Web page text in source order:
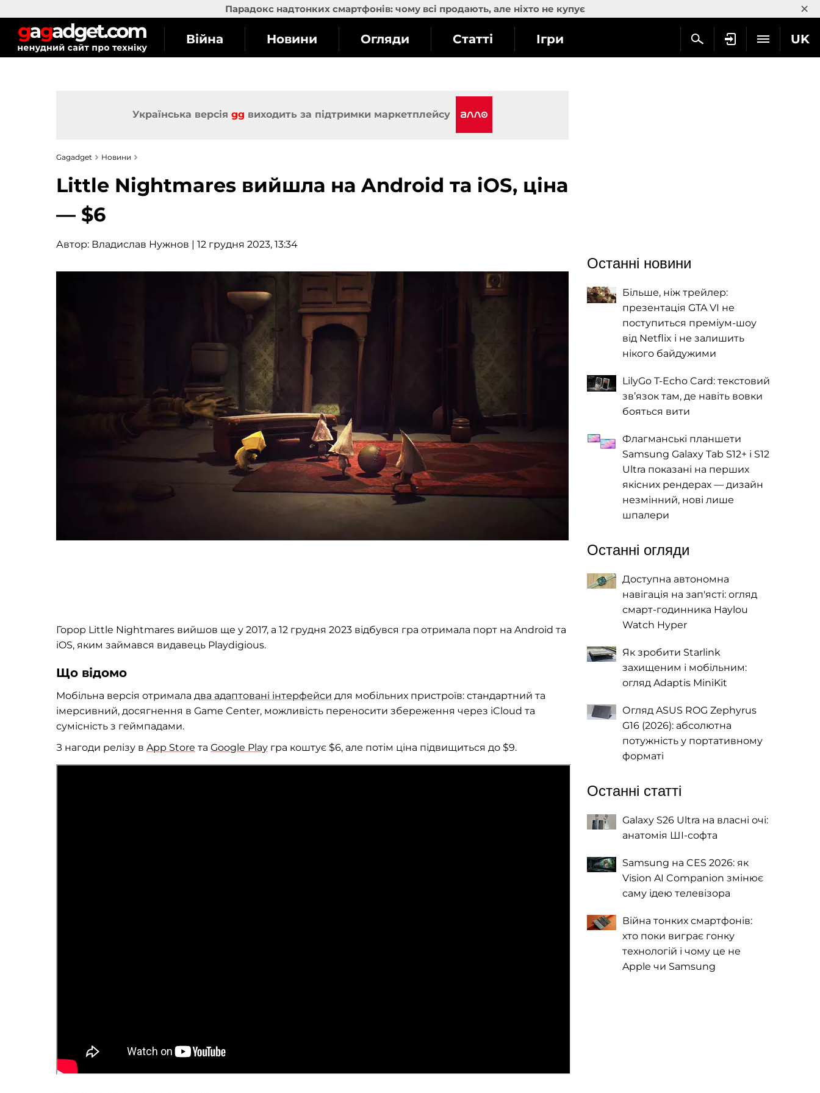
Парадокс надтонких смартфонів: чому всі продають, але ніхто не купує ×
UK
Війна Новини Огляди Статті Ігри
Українська версія gg виходить за підтримки маркетплейсу
Gagadget Новини
Little Nightmares вийшла на Android та iOS, ціна
— $6
Автор: Владислав Нужнов | 12 грудня 2023, 13:34
Горор Little Nightmares вийшов ще у 2017, а 12 грудня 2023 відбувся гра отримала порт на Android та
iOS, яким займався видавець Playdigious.
Що відомо
Мобільна версія отримала два адаптовані інтерфейси для мобільних пристроїв: стандартний та
імерсивний, досягнення в Game Center, можливість переносити збереження через iCloud та
сумісність з геймпадами.
З нагоди релізу в App Store та Google Play гра коштує $6, але потім ціна підвищиться до $9.
Останні новини
Більше, ніж трейлер:
презентація GTA VI не
поступиться преміум-шоу
від Netflix і не залишить
нікого байдужими
LilyGo T-Echo Card: текстовий
зв’язок там, де навіть вовки
бояться вити
Флагманські планшети
Samsung Galaxy Tab S12+ і S12
Ultra показані на перших
якісних рендерах — дизайн
незмінний, нові лише
шпалери
Останні огляди
Доступна автономна
навігація на зап'ясті: огляд
смарт-годинника Haylou
Watch Hyper
Як зробити Starlink
захищеним і мобільним:
огляд Adaptis MiniKit
Огляд ASUS ROG Zephyrus
G16 (2026): абсолютна
потужність у портативному
форматі
Останні статті
Galaxy S26 Ultra на власні очі:
анатомія ШІ-софта
Samsung на CES 2026: як
Vision AI Companion змінює
саму ідею телевізора
Війна тонких смартфонів:
хто поки виграє гонку
технологій і чому це не
Apple чи Samsung